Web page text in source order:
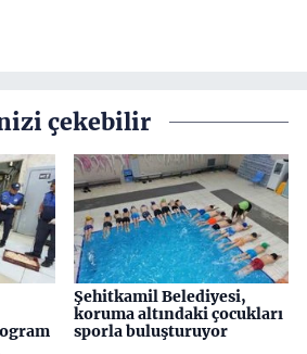
çekebilir
Şehitkamil Belediyesi,
koruma altındaki çocukları
sporla buluşturuyor